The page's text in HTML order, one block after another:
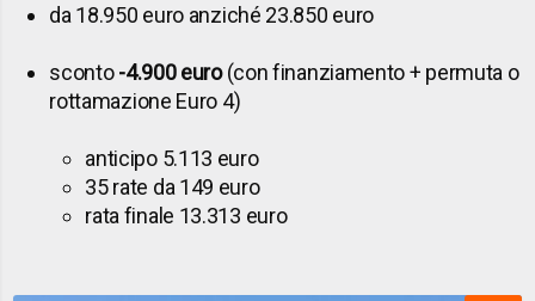
da 18.950 euro anziché 23.850 euro
sconto-4.900 euro(con finanziamento + permuta o
rottamazione Euro 4)
anticipo 5.113 euro
35 rate da 149 euro
rata finale 13.313 euro